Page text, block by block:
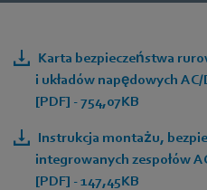
Karta bezpieczeństwa
i układów napędowych
[PDF] - 754,07KB
Instrukcja montażu,
integrowanych zespołów
[PDF] - 147,45KB